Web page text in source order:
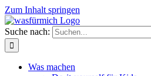
Zum Inhalt springen
Suche nach:
Was machen